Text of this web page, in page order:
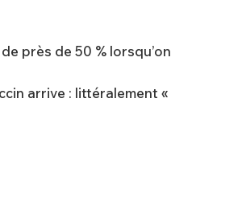
près de 50 % lorsqu’on
arrive : littéralement «